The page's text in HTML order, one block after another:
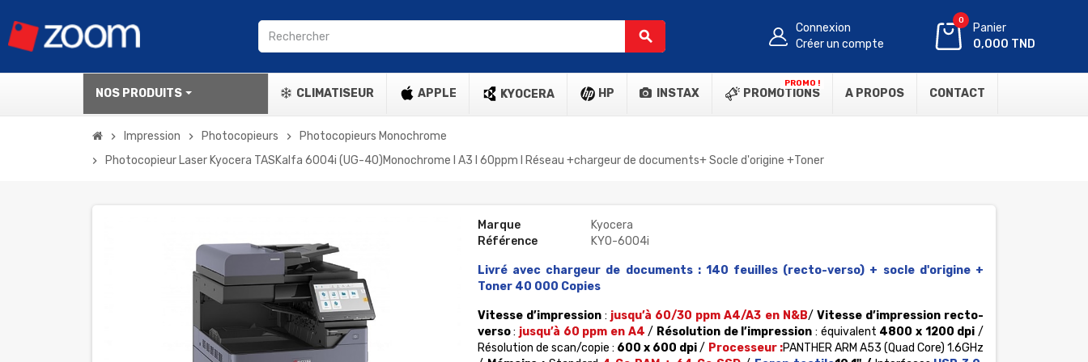
search
Connexion
Créer un compte
0
Panier
0,000 TND
NOS PRODUITS CLIMATISEUR APPLE KYOCERA HP INSTAX PROMOTIONS
PROMO !
A PROPOS CONTACT
chevron_right Impression chevron_right Photocopieurs chevron_right Photocopieurs Monochrome
chevron_right Photocopieur Laser Kyocera TASKalfa 6004i (UG-40)Monochrome l A3 l 60ppm l Réseau +chargeur de documents+ Socle d'origine +Toner
Marque
Kyocera
Référence
KYO-6004i
Livré avec chargeur de documents : 140 feuilles (recto-verso) + socle d'origine +
Toner 40 000 Copies
Vitesse d’impression: jusqu’à 60/30 ppm A4/A3 en N&B/ Vitesse d’impression recto-
verso: jusqu’à 60 ppm en A4 / Résolution de l’impression : équivalent 4800 x 1200 dpi /
Résolution de scan/copie : 600 x 600 dpi/ Processeur :PANTHER ARM A53 (Quad Core) 1.6GHz